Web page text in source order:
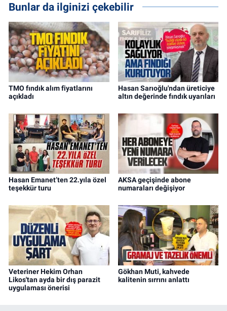
Bunlar da ilginizi çekebilir
TMO fındık alım fiyatlarını
açıkladı
Hasan Sarıoğlu'ndan üreticiye
altın değerinde fındık uyarıları
Hasan Emanet’ten 22.yıla özel
teşekkür turu
AKSA geçişinde abone
numaraları değişiyor
Veteriner Hekim Orhan
Likos'tan ayda bir dış parazit
uygulaması önerisi
Gökhan Muti, kahvede
kalitenin sırrını anlattı